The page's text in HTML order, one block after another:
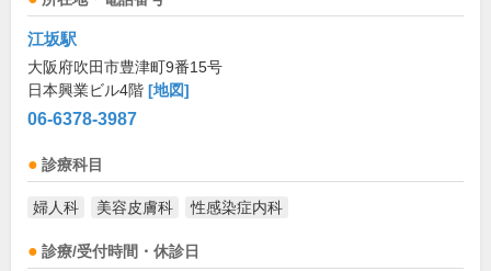
江坂駅
大阪府吹田市豊津町9番15号
日本興業ビル4階 [地図]
06-6378-3987
診療科目
婦人科 美容皮膚科 性感染症内科
診療/受付時間・休診日